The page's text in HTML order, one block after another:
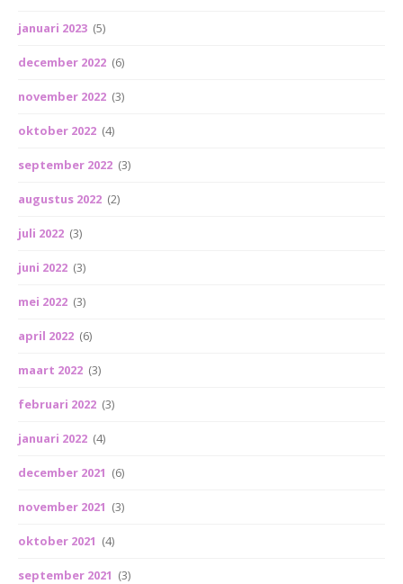
januari 2023 (5)
december 2022 (6)
november 2022 (3)
oktober 2022 (4)
september 2022 (3)
augustus 2022 (2)
juli 2022 (3)
juni 2022 (3)
mei 2022 (3)
april 2022 (6)
maart 2022 (3)
februari 2022 (3)
januari 2022 (4)
december 2021 (6)
november 2021 (3)
oktober 2021 (4)
september 2021 (3)